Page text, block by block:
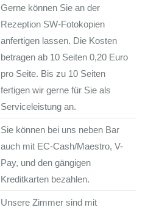
Gerne können Sie an der
Rezeption SW-Fotokopien
anfertigen lassen. Die Kosten
betragen ab 10 Seiten 0,20 Euro
pro Seite. Bis zu 10 Seiten
fertigen wir gerne für Sie als
Serviceleistung an.
Sie können bei uns neben Bar
auch mit EC-Cash/Maestro, V-
Pay, und den gängigen
Kreditkarten bezahlen.
Unsere Zimmer sind mit